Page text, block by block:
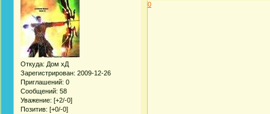
Откуда: Дом хД
Зарегистрирован: 2009-12-26
Приглашений: 0
Сообщений: 58
Уважение: [+2/-0]
Позитив: [+0/-0]
0